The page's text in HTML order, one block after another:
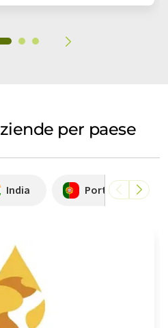
per paese
India Portogallo